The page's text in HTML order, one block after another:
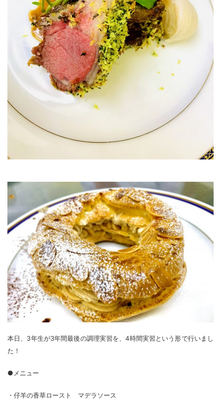
本日、3年生が3年間最後の調理実習を、4時間実習という形で行いまし
た！
●メニュー
・仔羊の香草ロースト マデラソース